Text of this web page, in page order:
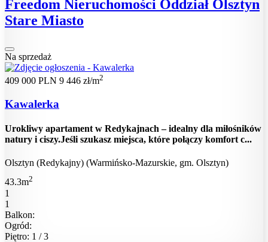
Freedom Nieruchomości Oddział Olsztyn
Stare Miasto
Na sprzedaż
409 000 PLN 9 446 zł/m2
Kawalerka
Urokliwy apartament w Redykajnach – idealny dla miłośników
natury i ciszy.Jeśli szukasz miejsca, które połączy komfort c...
Olsztyn (Redykajny) (Warmińsko-Mazurskie, gm. Olsztyn)
43.3m2
1
1
Balkon:
Ogród:
Piętro: 1 / 3